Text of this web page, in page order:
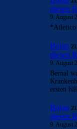
diesen
9. August
*Atletico
Bojan
diesen
9. August
Bernal
ersten
Bojan
diesen
9. August